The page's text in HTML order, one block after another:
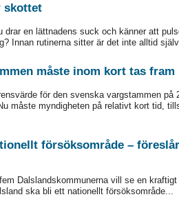
skottet
en lättnadens suck och känner att
Innan rutinerna sitter är det inte alltid
måste inom kort tas fram
för den svenska vargstammen på
måste myndigheten på relativt kort tid,
försöksområde –
Dalslandskommunerna vill se en kraftigt
ska bli ett nationellt försöksområde...